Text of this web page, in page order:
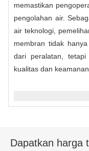
memastikan
pengolahan air.
air teknologi,
membran tidak
dari peralatan, tetapi
kualitas dan
Dapatkan harga